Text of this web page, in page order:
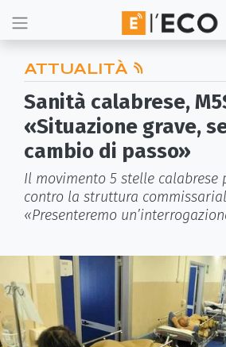
ATTUALITÀ
Sanità calabrese,
«Situazione grave,
cambio di passo»
Il movimento 5 stelle
contro la struttura
«Presenteremo